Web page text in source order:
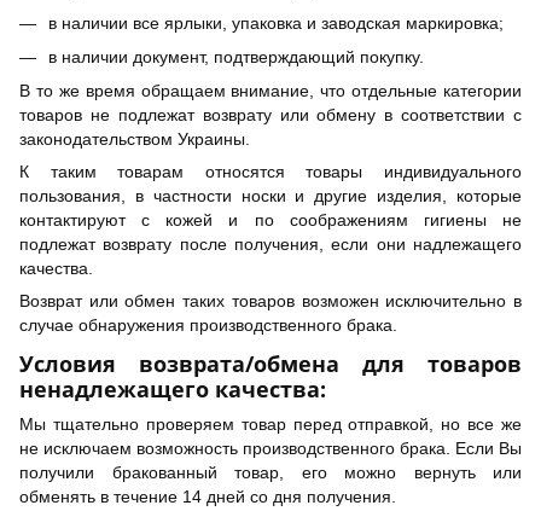
в наличии все ярлыки, упаковка и заводская маркировка;
в наличии документ, подтверждающий покупку.
В то же время обращаем внимание, что отдельные категории
товаров не подлежат возврату или обмену в соответствии с
законодательством Украины.
К таким товарам относятся товары индивидуального
пользования, в частности носки и другие изделия, которые
контактируют с кожей и по соображениям гигиены не
подлежат возврату после получения, если они надлежащего
качества.
Возврат или обмен таких товаров возможен исключительно в
случае обнаружения производственного брака.
Условия возврата/обмена для товаров
ненадлежащего качества:
Мы тщательно проверяем товар перед отправкой, но все же
не исключаем возможность производственного брака. Если Вы
получили бракованный товар, его можно вернуть или
обменять в течение 14 дней со дня получения.